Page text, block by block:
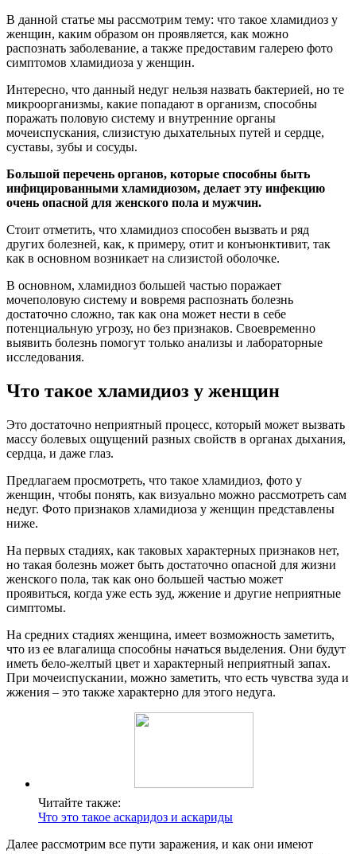
В данной статье мы рассмотрим тему: что такое хламидиоз у
женщин, каким образом он проявляется, как можно
распознать заболевание, а также предоставим галерею фото
симптомов хламидиоза у женщин.
Интересно, что данный недуг нельзя назвать бактерией, но те
микроорганизмы, какие попадают в организм, способны
поражать половую систему и внутренние органы
мочеиспускания, слизистую дыхательных путей и сердце,
суставы, зубы и сосуды.
Большой перечень органов, которые способны быть
инфицированными хламидиозом, делает эту инфекцию
очень опасной для женского пола и мужчин.
Стоит отметить, что хламидиоз способен вызвать и ряд
других болезней, как, к примеру, отит и конъюнктивит, так
как в основном возникает на слизистой оболочке.
В основном, хламидиоз большей частью поражает
мочеполовую систему и вовремя распознать болезнь
достаточно сложно, так как она может нести в себе
потенциальную угрозу, но без признаков. Своевременно
выявить болезнь помогут только анализы и лабораторные
исследования.
Что такое хламидиоз у женщин
Это достаточно неприятный процесс, который может вызвать
массу болевых ощущений разных свойств в органах дыхания,
сердца, и даже глаз.
Предлагаем просмотреть, что такое хламидиоз, фото у
женщин, чтобы понять, как визуально можно рассмотреть сам
недуг. Фото признаков хламидиоза у женщин представлены
ниже.
На первых стадиях, как таковых характерных признаков нет,
но такая болезнь может быть достаточно опасной для жизни
женского пола, так как оно большей частью может
проявиться, когда уже есть зуд, жжение и другие неприятные
симптомы.
На средних стадиях женщина, имеет возможность заметить,
что из ее влагалища способны начаться выделения. Они будут
иметь бело-желтый цвет и характерный неприятный запах.
При мочеиспускании, можно заметить, что есть чувства зуда и
жжения – это также характерно для этого недуга.
Читайте также:
Что это такое аскаридоз и аскариды
Далее рассмотрим все пути заражения, и как они имеют